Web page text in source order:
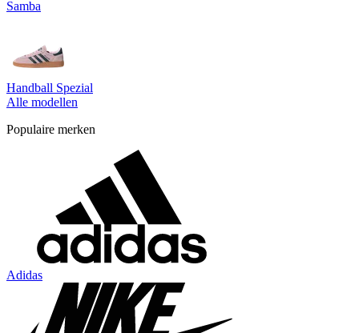
Samba
Handball Spezial
Alle modellen
Populaire merken
Adidas